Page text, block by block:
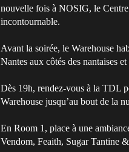
nouvelle fois à NOSIG, le
incontournable.
Avant la soirée, le Warehouse
Nantes aux côtés des nantaises
Dès 19h, rendez-vous à la TDL
Warehouse jusqu’au bout de la
En Room 1, place à une
Vendom, Feaith, Sugar Tantine